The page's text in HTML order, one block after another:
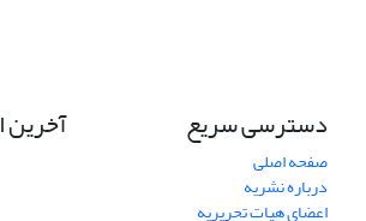
دسترسی سریع
صفحه اصلی
درباره نشریه
اعضای هیات تحریریه
آخرین